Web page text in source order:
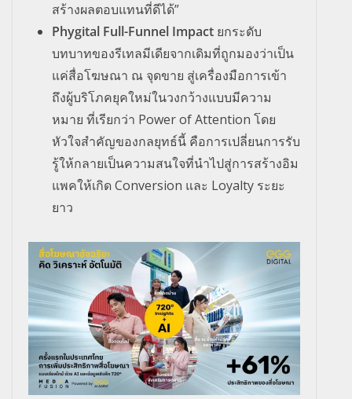
สร้างผลตอบแทนที่ดีได้”
Phygital Full-Funnel Impact ยกระดับ
บทบาทของรีเทลมีเดียจากเดิมที่ถูกมองว่าเป็น
แค่สื่อโฆษณา ณ จุดขาย สู่เครื่องมือการเข้า
ถึงผู้บริโภคยุคใหม่ในวงกว้างแบบมีความ
หมาย ที่เรียกว่า Power of Attention โดย
หัวใจสำคัญของกลยุทธ์นี้ คือการเปลี่ยนการรับ
รู้ให้กลายเป็นความสนใจที่นำไปสู่การสร้างอิม
แพคให้เกิด Conversion และ Loyalty ระยะ
ยาว